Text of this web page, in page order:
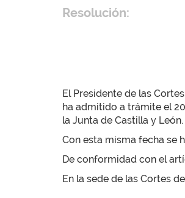
Resolución:
El Presidente de las
ha admitido a trámite el
la Junta de Castilla y León.
Con esta misma fecha se
De conformidad con el
En la sede de las Cortes